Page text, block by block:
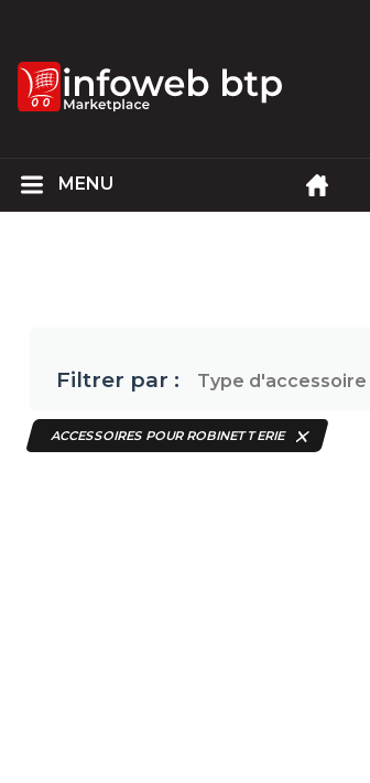
Filtrer par : Type d'accessoire
ACCESSOIRES POUR ROBINETTERIE